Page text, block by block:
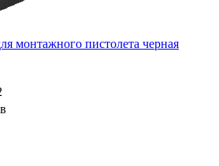
монтажного пистолета черная